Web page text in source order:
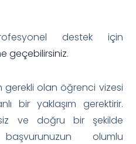
destek için
geçebilirsiniz.
gerekli olan öğrenci vizesi
bir yaklaşım gerektirir.
ve doğru bir şekilde
olumlu